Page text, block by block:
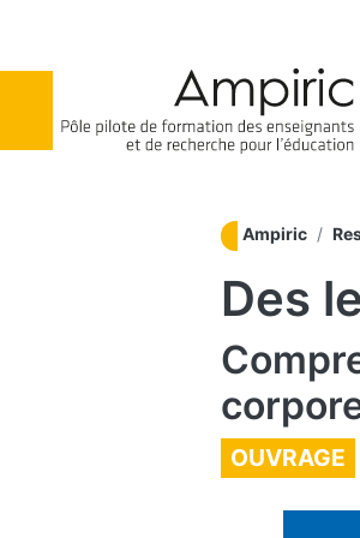
Ampiric
Des
OUVRAGE